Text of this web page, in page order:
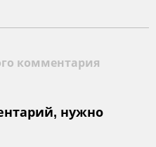
комментария
нужно